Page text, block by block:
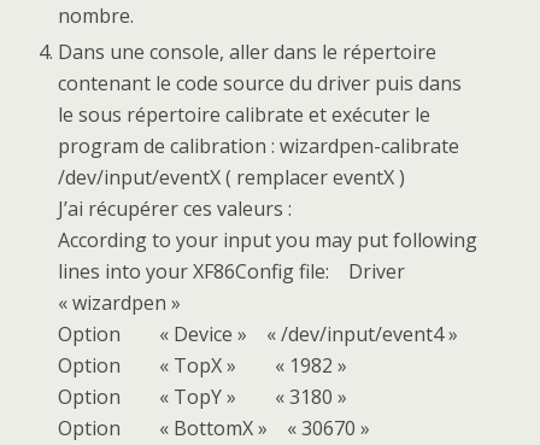
nombre.
Dans une console, aller dans le répertoire
contenant le code source du driver puis dans
le sous répertoire calibrate et exécuter le
program de calibration : wizardpen-calibrate
/dev/input/eventX ( remplacer eventX )
J’ai récupérer ces valeurs :
According to your input you may put following
lines into your XF86Config file: Driver
« wizardpen »
Option « Device » « /dev/input/event4 »
Option « TopX » « 1982 »
Option « TopY » « 3180 »
Option « BottomX » « 30670 »